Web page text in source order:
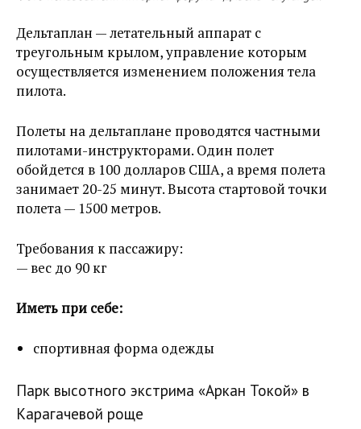
Дельтаплан — летательный аппарат с
треугольным крылом, управление которым
осуществляется изменением положения тела
пилота.
Полеты на дельтаплане проводятся частными
пилотами-инструкторами. Один полет
обойдется в 100 долларов США, а время полета
занимает 20-25 минут. Высота стартовой точки
полета — 1500 метров.
Требования к пассажиру:
— вес до 90 кг
Иметь при себе:
спортивная форма одежды
Парк высотного экстрима «Аркан Токой» в
Карагачевой роще